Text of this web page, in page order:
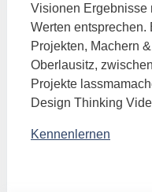
Visionen Ergebnisse
Werten entsprechen.
Projekten, Machern
Oberlausitz,
Projekte
Design Thinking
Kennenlernen